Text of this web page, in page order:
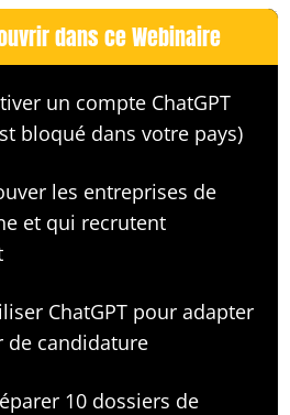
dans ce Webinaire
un compte ChatGPT
bloqué dans votre pays)
les entreprises de
et qui recrutent
ChatGPT pour adapter
de candidature
10 dossiers de